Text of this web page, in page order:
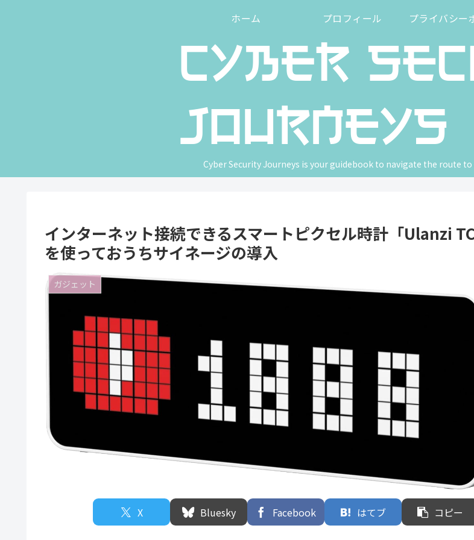
Cyber Security Journeys is your guidebook to navigate the route
ホーム プロフィール プライバシー
インターネット接続できるスマートピクセル時計「Ulanzi
を使っておうちサイネージの導入
ガジェット
X Bluesky Facebook はてブ コピー